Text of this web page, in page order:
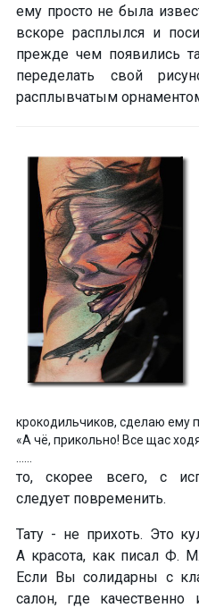
ему просто не была
вскоре расплылся и
прежде чем появились
переделать свой
расплывчатым
крокодильчиков, сделаю ему
«А чё, прикольно! Все щас
то, скорее всего, с
следует повременить.
Тату - не прихоть. Это
А красота, как писал Ф.
Если Вы солидарны с
салон, где